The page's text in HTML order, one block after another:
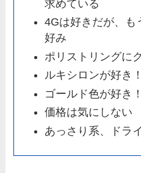
求めている
4Gは好きだが、も
好み
ポリストリングに
ルキシロンが好き！
ゴールド色が好き！
価格は気にしない
あっさり系、ドラ